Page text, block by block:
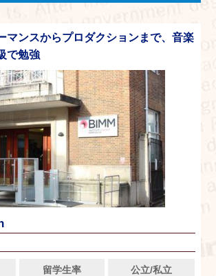
マンスからプロダクションまで、音楽
で勉強
留学生率
公立/私立